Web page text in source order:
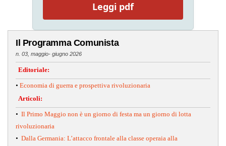
Leggi pdf
Il Programma Comunista
n. 03, maggio- giugno 2026
Editoriale:
• Economia di guerra e prospettiva rivoluzionaria
Articoli:
• Il Primo Maggio non è un giorno di festa ma un giorno di lotta
rivoluzionaria
• Dalla Germania: L’attacco frontale alla classe operaia alla